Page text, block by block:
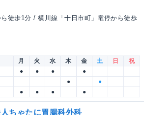
ら徒歩1分 / 横川線「十日市町」電停から徒歩
月 火 水 木 金 土 日
祝
● ● ●
●
●
●
● ● ● ●
人ちゃたに胃腸科外科